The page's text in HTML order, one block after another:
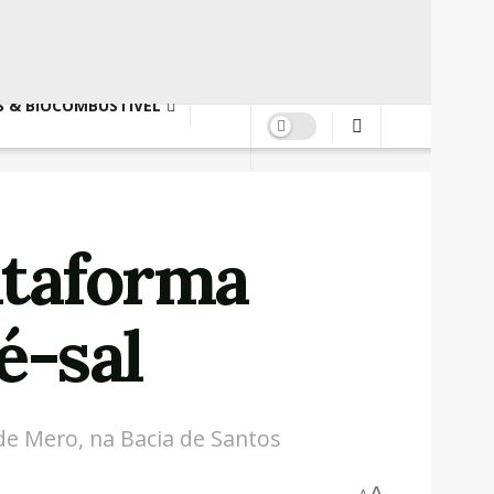
& BIOCOMBUSTÍVEL
sal
Mero, na Bacia de Santos